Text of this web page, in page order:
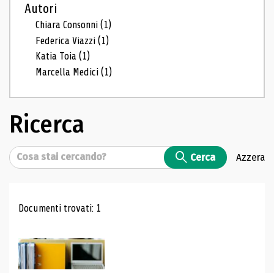
Autori
Chiara Consonni(1)
Federica Viazzi(1)
Katia Toia(1)
Marcella Medici(1)
Ricerca
Cerca Cerca Azzera
Risultati di ricerca
Documenti trovati: 1